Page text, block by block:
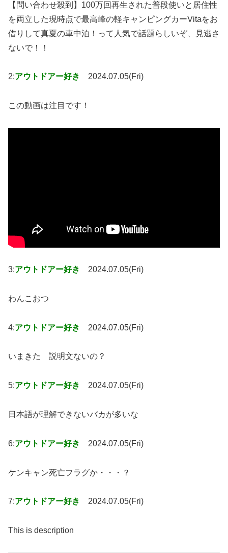
【問い合わせ殺到】100万回再生された普段使いと居住性
を両立した現時点で最高峰の軽キャンピングカーVitaをお
借りして真夏の車中泊！って人気で話題らしいぞ、見逃さ
ないで！！
2:アウトドアー好き 2024.07.05(Fri)
この動画は注目です！
3:アウトドアー好き 2024.07.05(Fri)
わんこおつ
4:アウトドアー好き 2024.07.05(Fri)
いまきた 説明文ないの？
5:アウトドアー好き 2024.07.05(Fri)
日本語が理解できないバカが多いな
6:アウトドアー好き 2024.07.05(Fri)
ケンキャン死亡フラグか・・・？
7:アウトドアー好き 2024.07.05(Fri)
This is description